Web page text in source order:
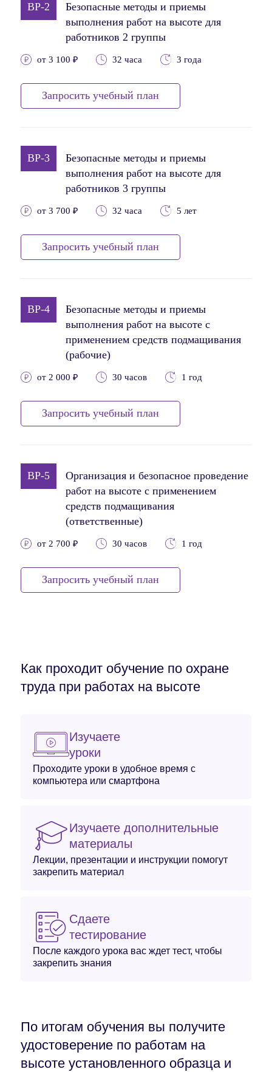
BP-2
Безопасные методы и приемы
выполнения работ на высоте для
работников 2 группы
от 3 100 ₽ 32 часа 3 года
Запросить учебный план
BP-3
Безопасные методы и приемы
выполнения работ на высоте для
работников 3 группы
от 3 700 ₽ 32 часа 5 лет
Запросить учебный план
BP-4
Безопасные методы и приемы
выполнения работ на высоте с
применением средств подмащивания
(рабочие)
от 2 000 ₽ 30 часов 1 год
Запросить учебный план
BP-5
Организация и безопасное проведение
работ на высоте с применением
средств подмащивания
(ответственные)
от 2 700 ₽ 30 часов 1 год
Запросить учебный план
Как проходит обучение по охране
труда при работах на высоте
Изучаете
уроки
Проходите уроки в удобное время с
компьютера или смартфона
Изучаете дополнительные
материалы
Лекции, презентации и инструкции помогут
закрепить материал
Сдаете
тестирование
После каждого урока вас ждет тест, чтобы
закрепить знания
По итогам обучения вы получите
удостоверение по работам на
высоте установленного образца и